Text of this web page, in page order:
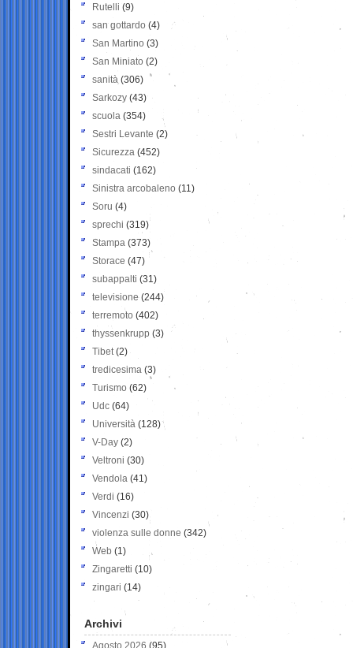
Rutelli (9)
san gottardo (4)
San Martino (3)
San Miniato (2)
sanità (306)
Sarkozy (43)
scuola (354)
Sestri Levante (2)
Sicurezza (452)
sindacati (162)
Sinistra arcobaleno (11)
Soru (4)
sprechi (319)
Stampa (373)
Storace (47)
subappalti (31)
televisione(244)
terremoto (402)
thyssenkrupp (3)
Tibet(2)
tredicesima (3)
Turismo (62)
Udc (64)
Università (128)
V-Day (2)
Veltroni (30)
Vendola (41)
Verdi (16)
Vincenzi (30)
violenza sulle donne (342)
Web (1)
Zingaretti (10)
zingari (14)
Archivi
Agosto 2026 (95)